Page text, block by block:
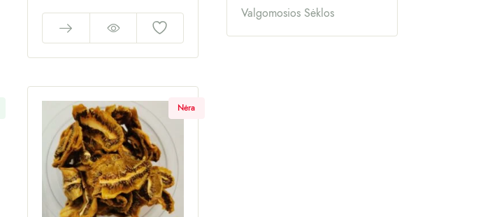
Nėra
Valgomosios Sėklos